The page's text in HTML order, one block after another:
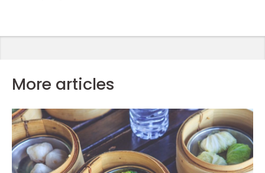
More articles